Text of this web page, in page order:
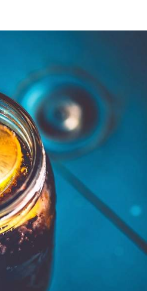
en los días más fríos.